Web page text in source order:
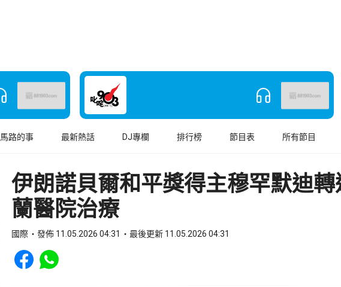
馬路的事 最新熱話 DJ專欄 排行榜 節目表 所有節目
伊朗諾貝爾和平獎得主穆罕默迪
蘭醫院治療
國際 發佈 11.05.2026 04:31 最後更新 11.05.2026 04:31
Share to Facebook
Share to WhatsApp